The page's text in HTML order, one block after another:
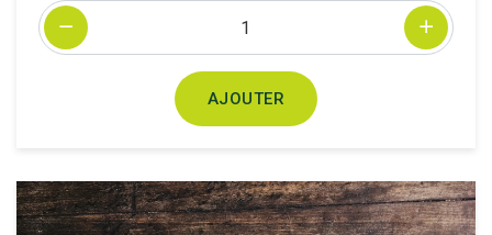
Quantité
AJOUTER